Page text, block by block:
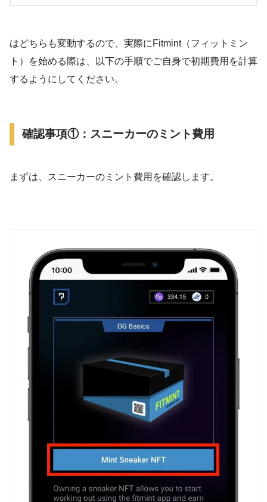
はどちらも変動するので、実際にFitmint（フィットミン
ト）を始める際は、以下の手順でご自身で初期費用を計算
するようにしてください。
確認事項①：スニーカーのミント費用
まずは、スニーカーのミント費用を確認します。